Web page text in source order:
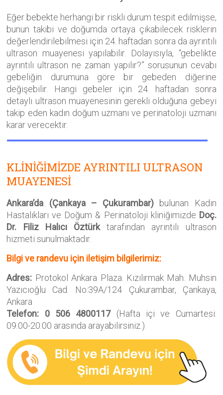
Eğer bebekte herhangi bir riskli durum tespit edilmişse,
bunun takibi ve doğumda ortaya çıkabilecek risklerin
değerlendirilebilmesi için 24. haftadan sonra da ayrıntılı
ultrason muayenesi yapılabilir. Dolayısıyla, “gebelikte
ayrıntılı ultrason ne zaman yapılır?” sorusunun cevabı
gebeliğin durumuna göre bir gebeden diğerine
değişebilir. Hangi gebeler için 24. haftadan sonra
detaylı ultrason muayenesinin gerekli olduğuna gebeyi
takip eden kadın doğum uzmanı ve perinatoloji uzmanı
karar verecektir.
KLİNİĞİMİZDE AYRINTILI ULTRASON
MUAYENESİ
Ankara’da (Çankaya – Çukurambar) bulunan Kadın
Hastalıkları ve Doğum & Perinatoloji kliniğimizde Doç.
Dr. Filiz Halıcı Öztürktarafından ayrıntılı ultrason
hizmeti sunulmaktadır.
Bilgi ve randevu için iletişim bilgilerimiz:
Adres: Protokol Ankara Plaza. Kızılırmak Mah. Muhsin
Yazıcıoğlu Cad. No:39A/124 Çukurambar, Çankaya,
Ankara
Telefon: 0 506 4800117(Hafta içi ve Cumartesi:
09.00-20.00 arasında arayabilirsiniz.)